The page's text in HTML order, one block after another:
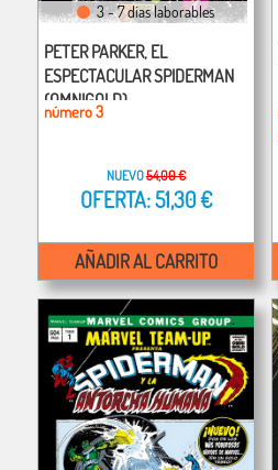
3 - 7 días laborables
PETER PARKER, EL
ESPECTACULAR SPIDERMAN
(OMNIGOLD)
número 3
NUEVO54,00 €
OFERTA: 51,30 €
AÑADIR AL CARRITO